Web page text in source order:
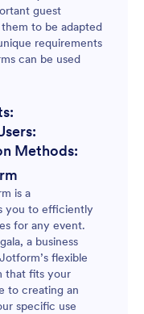
guest
to be adapted
requirements
can be used
Methods:
is a
you to efficiently
for any event.
a business
flexible
that fits your
to creating an
specific use